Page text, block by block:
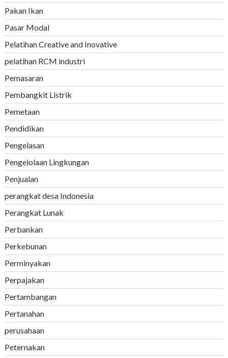
Pakan Ikan
Pasar Modal
Pelatihan Creative and Inovative
pelatihan RCM industri
Pemasaran
Pembangkit Listrik
Pemetaan
Pendidikan
Pengelasan
Pengelolaan Lingkungan
Penjualan
perangkat desa Indonesia
Perangkat Lunak
Perbankan
Perkebunan
Perminyakan
Perpajakan
Pertambangan
Pertanahan
perusahaan
Peternakan